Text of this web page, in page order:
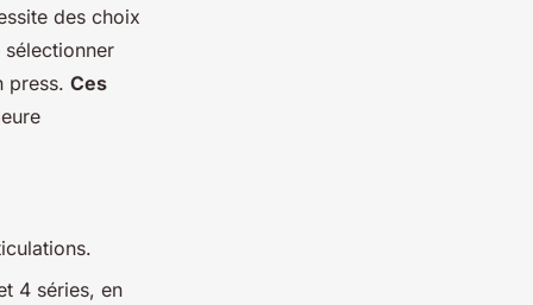
des choix
press. Ces
4 séries, en